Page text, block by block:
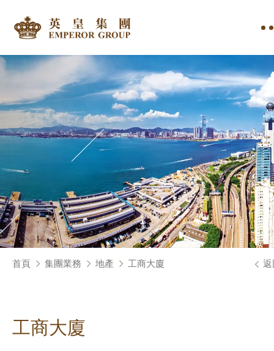
返
首頁 集團業務 地產 工商大廈
工商大廈